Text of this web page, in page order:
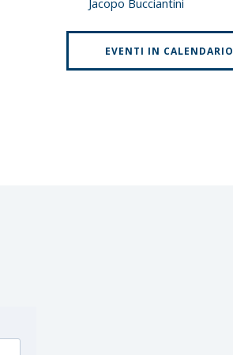
EVENTI IN CALENDARIO